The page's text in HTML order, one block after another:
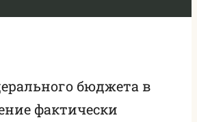
бюджета в
фактически